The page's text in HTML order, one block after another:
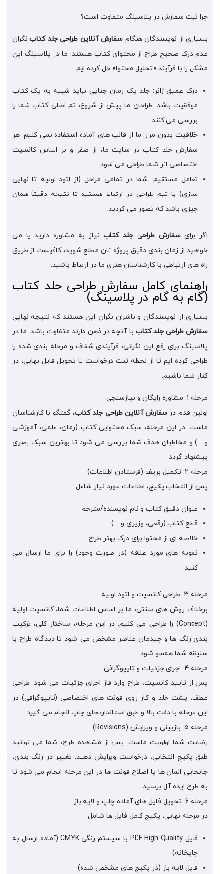
چرا ثبت سفارش در پلاسینگ متفاوت است؟
بسیاری از نویسندگان هنگام سفارش آنلاین طراحی جلد کتابنگران
عدم درک صحیح طراح از محتوای کتاب هستند. ما در پلاسینگ این
مشکل را با فرآیند «تحلیل محتوا» حل کرده ایم.
درک عمیق ژانر: جلد یک رمان جنایی نباید شبیه به یک کتاب
موفقیت باشد. طراحان ما پیش از شروع، تم اصلی کتاب شما را
بررسی می کنند.
خلاقیت بدون مرز: ما از قالب های آماده استفاده نمی کنیم. هر
سفارش جلد کتاب در سایت ما، از صفر و بر اساس کانسپت
اختصاصی اثر شما طراحی می شود.
تعامل مستقیم: شما در تمامی مراحل (از اتود اولیه تا نهایی
سازی) با تیم طراحی در ارتباط هستید تا نتیجه دقیقاً همان
چیزی باشد که تصور می کردید.
اگر برایسفارش طراحی جلد کتابنیاز به مشاوره دارید یا می
خواهید از زمان بندی دقیق پروژه تان مطلع شوید، کافیست از طریق
راه های ارتباطی با کارشناسان هنری ما در ارتباط باشید.
راهنمای کامل سفارش طراحی جلد کتاب
(گام به گام در پلاسینگ)
بسیاری از نویسندگان و ناشران نگران این هستند که نتیجه نهایی
سفارش طراحی جلد کتاب با آنچه در ذهن دارند متفاوت باشد. ما در
پلاسینگ برای رفع این نگرانی، فرآیندی شفاف و مرحله بندی شده را
طراحی کرده ایم تا از لحظه ثبت درخواست تا تحویل فایل نهایی، در
کنار شما باشیم.
مرحله 1: مشاوره رایگان و نیازسنجی
اولین قدم در سفارش آنلاین طراحی جلد کتاب، گفتگو با کارشناسان
ماست. در این مرحله، سبک محتوایی کتاب (رمان، علمی، آموزشی
و…) و مخاطبان هدف شما بررسی می شود تا بهترین سبک بصری
پیشنهاد گردد.
مرحله 2: تکمیل بریف (فرستادن اطلاعات)
پس از انتخاب پکیج، اطلاعات مورد نیاز شامل:
عنوان دقیق کتاب و نام نویسنده/مترجم
قطع کتاب (رقعی، وزیری و…)
خلاصه ای از محتوا برای درک بهتر طراح
نمونه های مورد علاقه (در صورت وجود) را برای ما ارسال می
کنید.
مرحله 3: طراحی کانسپت و اتود اولیه
برخلاف روش های سنتی، ما بر اساس اطلاعات شما، کانسپت اولیه
(Concept) را طراحی می کنیم. در این مرحله، ساختار کلی، ترکیب
بندی رنگ ها و چیدمان عناصر مشخص می شود تا دیدگاه طراح با
سلیقه شما همسو شود.
مرحله 4: اجرای جزئیات و تایپوگرافی
پس از تایید کانسپت، طراح وارد فاز اجرای جزئیات می شود. طراحی
عطف، پشت جلد و کار روی فونت های اختصاصی (تایپوگرافی) در
این مرحله با دقت بالا و طبق استانداردهای چاپ انجام می گیرد.
مرحله 5: بازبینی و ویرایش (Revisions)
رضایت شما اولویت ماست. پس از مشاهده طرح، شما می توانید
طبق پکیج انتخابی، درخواست ویرایش دهید. تغییر در رنگ بندی،
جابجایی المان ها یا اصلاح فونت ها در این مرحله انجام می شود تا
به طرح ایده آل برسید.
مرحله 6: تحویل فایل های آماده چاپ و لایه باز
در مرحله نهایی، پکیج کامل فایل ها شامل:
فایل PDF High Quality با سیستم رنگی CMYK (آماده ارسال به
چاپخانه)
فایل لایه باز (در پکیج های مشخص شده)